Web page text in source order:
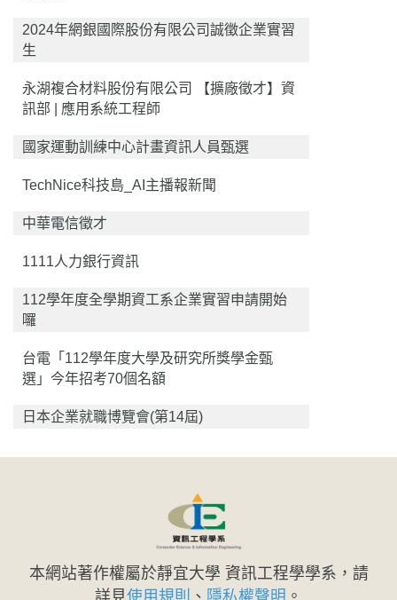
2024年網銀國際股份有限公司誠徵企業實習
生
永湖複合材料股份有限公司 【擴廠徵才】資
訊部 | 應用系統工程師
國家運動訓練中心計畫資訊人員甄選
TechNice科技島_AI主播報新聞
中華電信徵才
1111人力銀行資訊
112學年度全學期資工系企業實習申請開始
囉
台電「112學年度大學及研究所獎學金甄
選」今年招考70個名額
日本企業就職博覽會(第14屆)
本網站著作權屬於靜宜大學 資訊工程學學系，請
詳見使用規則 、 隱私權聲明 。